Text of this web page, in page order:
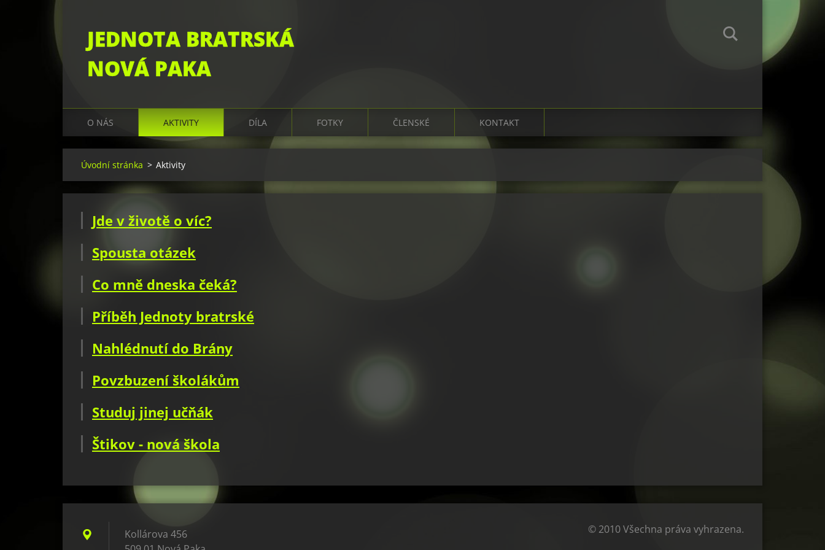
JEDNOTA BRATRSKÁ
NOVÁ PAKA
O NÁS AKTIVITY DÍLA FOTKY ČLENSKÉ KONTAKT
Úvodní stránka > Aktivity
Jde v životě o víc?
Spousta otázek
Co mně dneska čeká?
Příběh Jednoty bratrské
Nahlédnutí do Brány
Povzbuzení školákům
Studuj jinej učňák
Štikov - nová škola
Kollárova 456
© 2010 Všechna práva vyhrazena.